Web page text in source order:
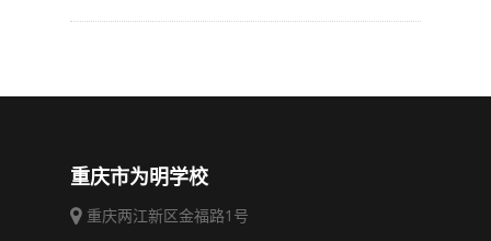
重庆市为明学校
重庆两江新区金福路1号